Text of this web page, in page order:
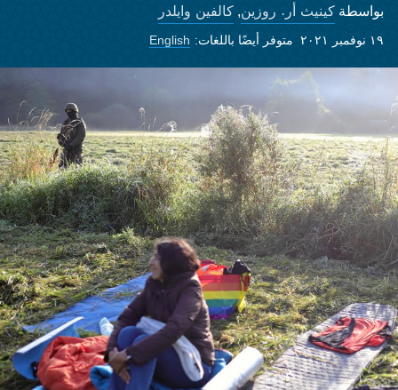
بواسطة كينيث أر. روزين, كالفين وايلدر
١٩ نوفمبر ٢٠٢١ متوفر أيضًا باللغات: English